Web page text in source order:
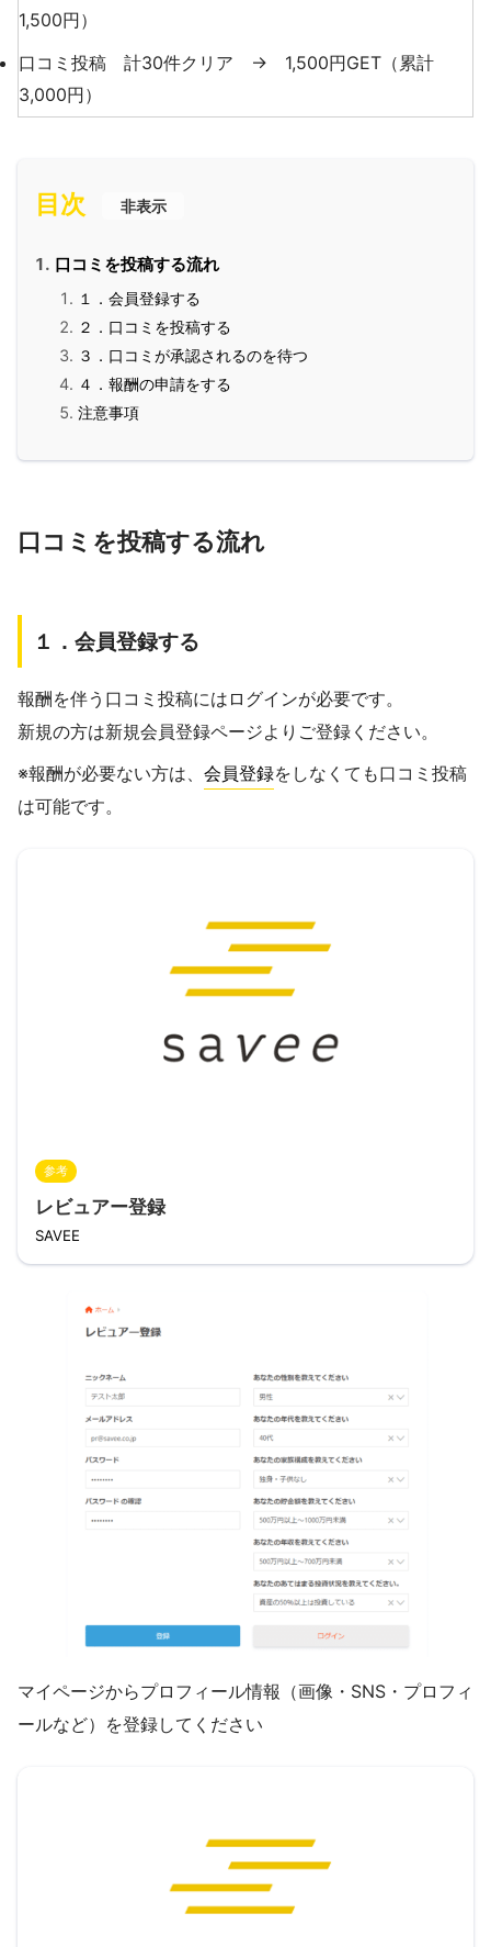
1,500円）
口コミ投稿 計30件クリア → 1,500円GET（累計
3,000円）
目次 非表示
口コミを投稿する流れ
１．会員登録する
２．口コミを投稿する
３．口コミが承認されるのを待つ
４．報酬の申請をする
注意事項
口コミを投稿する流れ
１．会員登録する
報酬を伴う口コミ投稿にはログインが必要です。
新規の方は新規会員登録ページよりご登録ください。
※報酬が必要ない方は、 会員登録をしなくても口コミ投稿
は可能です。
参考
レビュアー登録
SAVEE
マイページからプロフィール情報（画像・SNS・プロフィ
ールなど）を登録してください